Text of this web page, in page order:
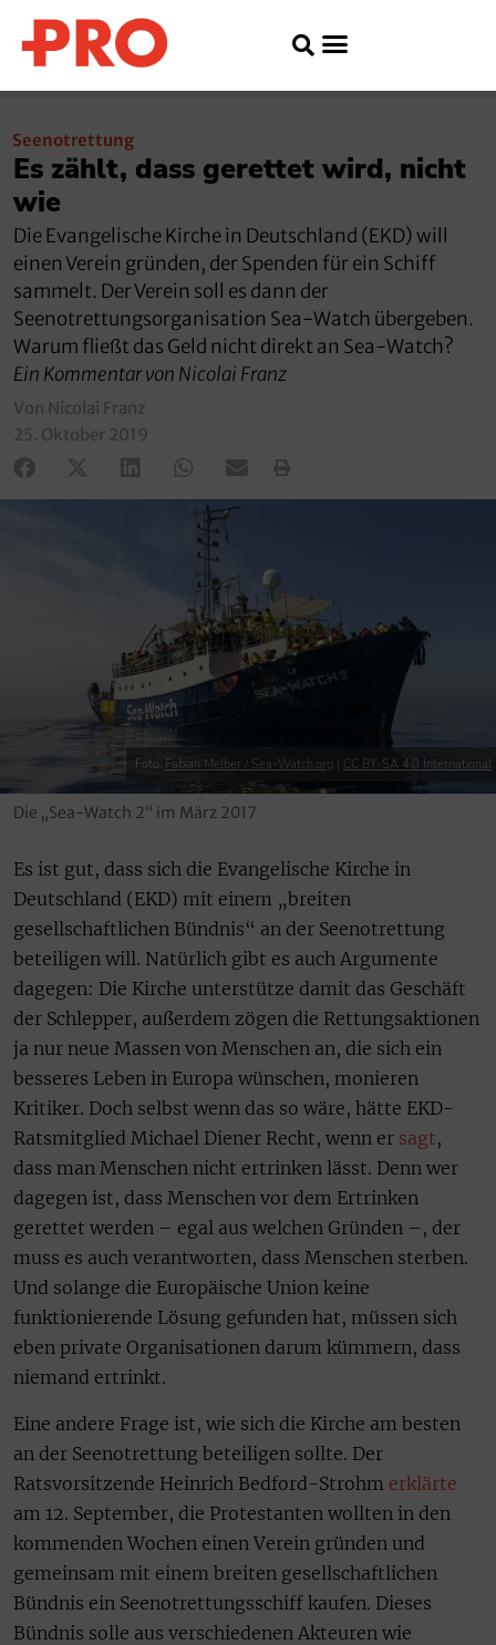
Seenotrettung
Es zählt, dass gerettet wird, nicht
wie
Die Evangelische Kirche in Deutschland (EKD) will
einen Verein gründen, der Spenden für ein Schiff
sammelt. Der Verein soll es dann der
Seenotrettungsorganisation Sea-Watch übergeben.
Warum fließt das Geld nicht direkt an Sea-Watch?
Ein Kommentar von Nicolai Franz
Von Nicolai Franz
25. Oktober 2019
Foto: Fabian Melber / Sea-Watch.org CC BY-SA 4.0 International
Die „Sea-Watch 2“ im März 2017
Es ist gut, dass sich die Evangelische Kirche in
Deutschland (EKD) mit einem „breiten
gesellschaftlichen Bündnis“ an der Seenotrettung
beteiligen will. Natürlich gibt es auch Argumente
dagegen: Die Kirche unterstütze damit das Geschäft
der Schlepper, außerdem zögen die Rettungsaktionen
ja nur neue Massen von Menschen an, die sich ein
besseres Leben in Europa wünschen, monieren
Kritiker. Doch selbst wenn das so wäre, hätte EKD-
Ratsmitglied Michael Diener Recht, wenn er sagt,
dass man Menschen nicht ertrinken lässt. Denn wer
dagegen ist, dass Menschen vor dem Ertrinken
gerettet werden – egal aus welchen Gründen –, der
muss es auch verantworten, dass Menschen sterben.
Und solange die Europäische Union keine
funktionierende Lösung gefunden hat, müssen sich
eben private Organisationen darum kümmern, dass
niemand ertrinkt.
Eine andere Frage ist, wie sich die Kirche am besten
an der Seenotrettung beteiligen sollte. Der
Ratsvorsitzende Heinrich Bedford-Strohm erklärte
am 12. September, die Protestanten wollten in den
kommenden Wochen einen Verein gründen und
gemeinsam mit einem breiten gesellschaftlichen
Bündnis ein Seenotrettungsschiff kaufen. Dieses
Bündnis solle aus verschiedenen Akteuren wie